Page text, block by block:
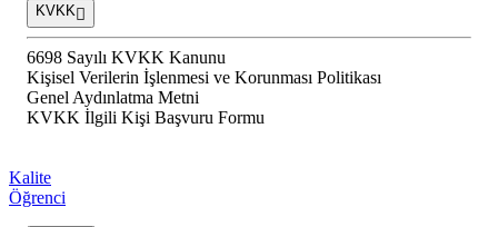
KVKK
6698 Sayılı KVKK Kanunu
Kişisel Verilerin İşlenmesi ve Korunması Politikası
Genel Aydınlatma Metni
KVKK İlgili Kişi Başvuru Formu
Kalite
Öğrenci